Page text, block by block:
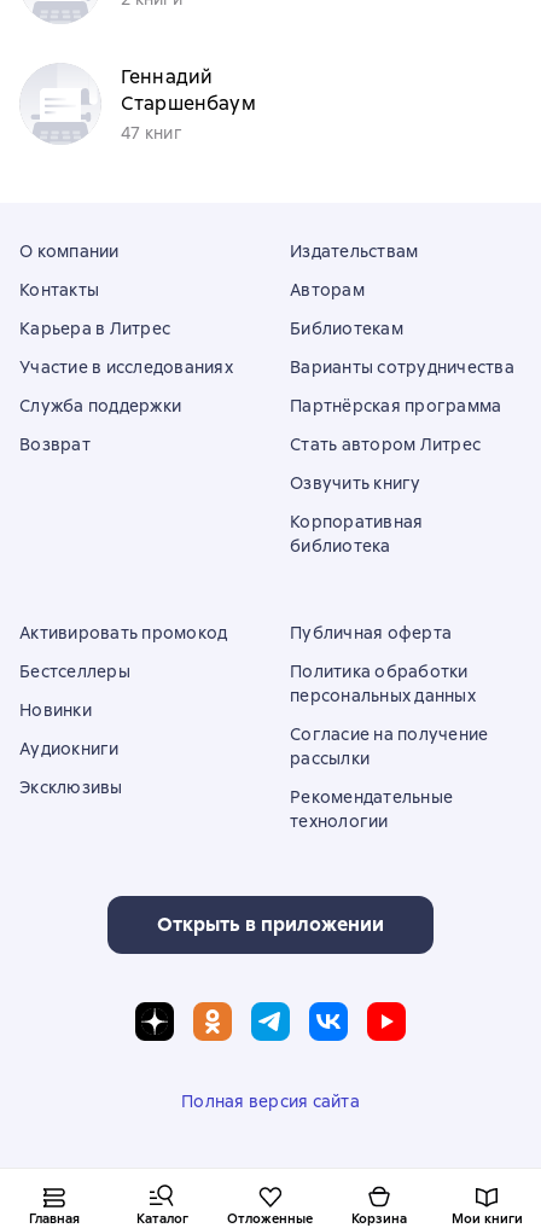
Главная Каталог Отложенные Корзина Мои книги
Геннадий
Старшенбаум
47 книг
О компании
Контакты
Карьера в Литрес
Участие в исследованиях
Служба поддержки
Возврат
Издательствам
Авторам
Библиотекам
Варианты сотрудничества
Партнёрская программа
Стать автором Литрес
Озвучить книгу
Корпоративная
библиотека
Активировать промокод
Бестселлеры
Новинки
Аудиокниги
Эксклюзивы
Публичная оферта
Политика обработки
персональных данных
Согласие на получение
рассылки
Рекомендательные
технологии
Открыть в приложении
Полная версия сайта